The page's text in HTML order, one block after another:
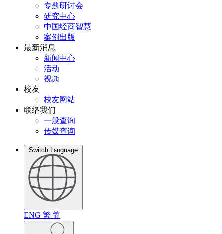
专题研讨会
研究中心
中国经商智慧
案例出版
最新消息
新闻中心
活动
视频
校友
校友网站
联络我们
一般查询
传媒查询
Switch Language
ENG 繁 简